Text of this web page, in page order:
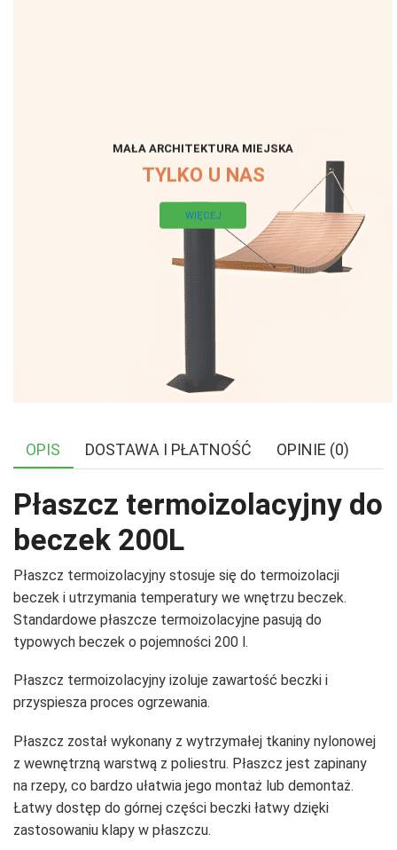
MAŁA ARCHITEKTURA MIEJSKA
TYLKO U NAS
WIĘCEJ
OPIS DOSTAWA I PŁATNOŚĆ OPINIE (0)
Płaszcz termoizolacyjny do
beczek 200L
Płaszcz termoizolacyjny stosuje się do termoizolacji
beczek i utrzymania temperatury we wnętrzu beczek.
Standardowe płaszcze termoizolacyjne pasują do
typowych beczek o pojemności 200 l.
Płaszcz termoizolacyjny izoluje zawartość beczki i
przyspiesza proces ogrzewania.
Płaszcz został wykonany z wytrzymałej tkaniny nylonowej
z wewnętrzną warstwą z poliestru. Płaszcz jest zapinany
na rzepy, co bardzo ułatwia jego montaż lub demontaż.
Łatwy dostęp do górnej części beczki łatwy dzięki
zastosowaniu klapy w płaszczu.